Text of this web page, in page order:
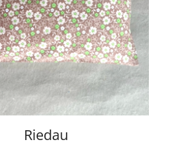
Riedau